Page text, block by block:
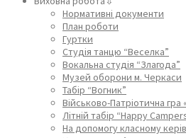
Нормативні документи
План роботи
Гуртки
Студія танцю “Веселка”
Вокальна студія “Злагода”
Музей оборони м. Черкаси
Табір “Вогник”
Військово-Патріотична гра
Літній табір “Happy
На допомогу класному